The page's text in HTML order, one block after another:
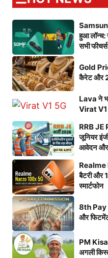
हुआ
सभी फीचर्स
Gold
कैरेट और
Lava ने
Virat V1
RRB
जूनियर
आवेदन और
बैटरी और
स्मार्टफोन
8th Pay
और
PM
अगली